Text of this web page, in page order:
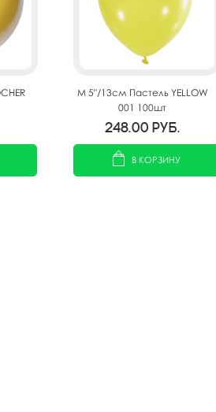
M 5"/13см Пастель YELLOW
001 100шт
248.00 руб.
В КОРЗИНУ